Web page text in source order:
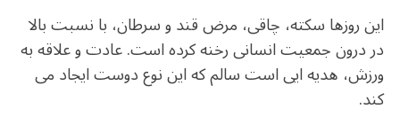
این روزها سکته، چاقی، مرض قند و سرطان، با نسبت بالا
در درون جمعیت انسانی رخنه کرده است. عادت و علاقه به
ورزش، هدیه ایی است سالم که این نوع دوست ایجاد می
کند.